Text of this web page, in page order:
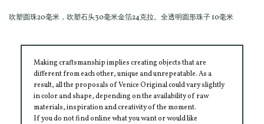
吹塑圆珠20毫米，吹塑石头30毫米金箔24克拉。全透明圆形珠子 10毫米
Making craftsmanship implies creating objects that are
different from each other, unique and unrepeatable. As a
result, all the proposals of Venice Original could vary slightly
in color and shape, depending on the availability of raw
materials, inspiration and creativity of the moment.
If you do not find online what you want or would like